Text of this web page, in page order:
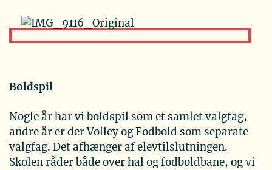
Boldspil
Nogle år har vi boldspil som et samlet valgfag,
andre år er der Volley og Fodbold som separate
valgfag. Det afhænger af elevtilslutningen.
Skolen råder både over hal og fodboldbane, og vi